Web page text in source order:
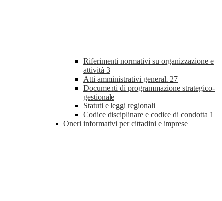
Riferimenti normativi su organizzazione e
attività 3
Atti amministrativi generali 27
Documenti di programmazione strategico-
gestionale
Statuti e leggi regionali
Codice disciplinare e codice di condotta 1
Oneri informativi per cittadini e imprese